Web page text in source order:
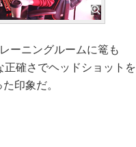
ーニングルームに篭も
正確さでヘッドショットを
印象だ。